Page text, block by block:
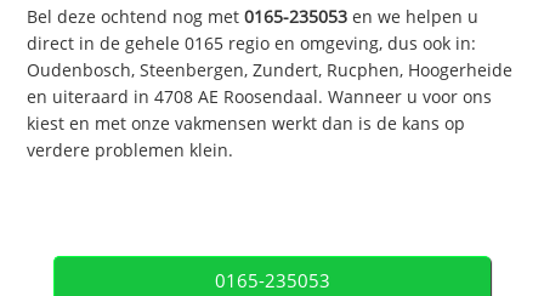
Bel deze ochtend nog met0165-235053 en we helpen u
direct in de gehele 0165 regio en omgeving, dus ook in:
Oudenbosch, Steenbergen, Zundert, Rucphen, Hoogerheide
en uiteraard in 4708 AE Roosendaal. Wanneer u voor ons
kiest en met onze vakmensen werkt dan is de kans op
verdere problemen klein.
0165-235053